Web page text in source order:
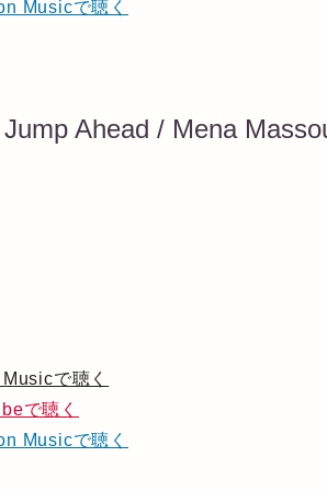
Musicで聴く
Ahead / Mena
で聴く
で聴く
Musicで聴く